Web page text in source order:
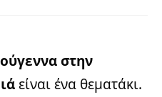
στην
είναι ένα θεματάκι.